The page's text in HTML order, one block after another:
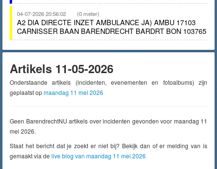
04-07-2026 20:56:02 (0 meter)
A2 DIA DIRECTE INZET AMBULANCE JA) AMBU 17103
CARNISSER BAAN BARENDRECHT BARDRT BON 103765
Artikels 11-05-2026
Onderstaande artikels (incidenten, evenementen en fotoalbums) zijn
geplaatst opmaandag 11 mei 2026
Geen BarendrechtNU artikels over incidenten gevonden voor maandag 11
mei 2026.
Staat het bericht dat je zoekt er niet bij? Bekijk dan of er melding van is
gemaakt via de live blog van maandag 11 mei 2026